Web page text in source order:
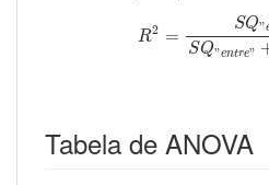
R2 =
SQ"
SQ"entre"
e"S
Tabela de ANOVA